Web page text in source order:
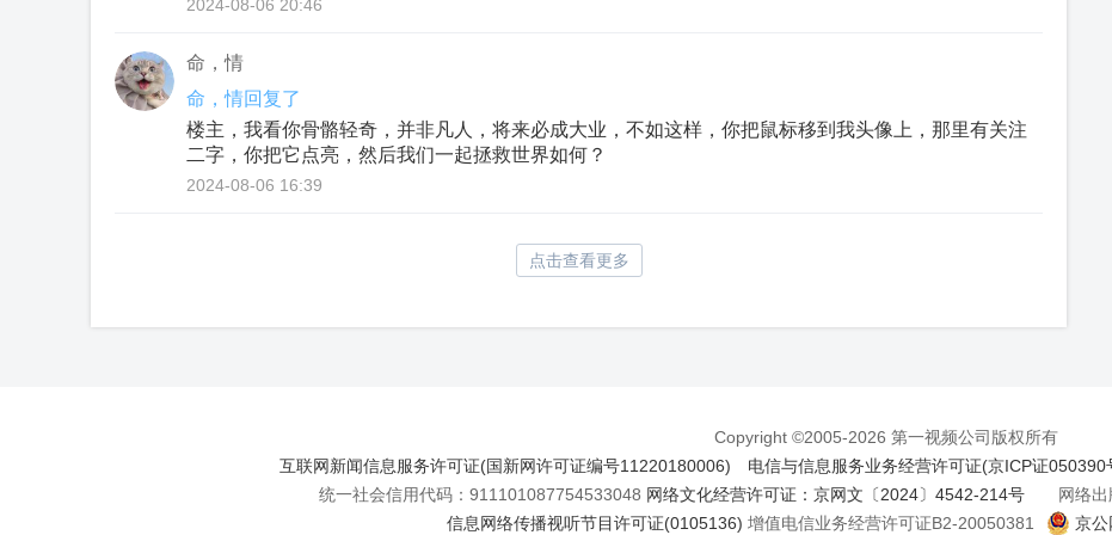
2024-08-06 20:46
命，情
命，情回复了
楼主，我看你骨骼轻奇，并非凡人，将来必成大业，不如这样，你把鼠标移到我头像上，那里有关注
二字，你把它点亮，然后我们一起拯救世界如何？
2024-08-06 16:39
点击查看更多
Copyright ©2005-2026 第一视频公司版权所有
互联网新闻信息服务许可证(国新网许可证编号11220180006)
电信与信息服务业务经营许可证(京ICP证050390
统一社会信用代码：911101087754533048 网络文化经营许可证：京网文〔2024〕4542-214号网络出版
信息网络传播视听节目许可证(0105136) 增值电信业务经营许可证B2-20050381 京